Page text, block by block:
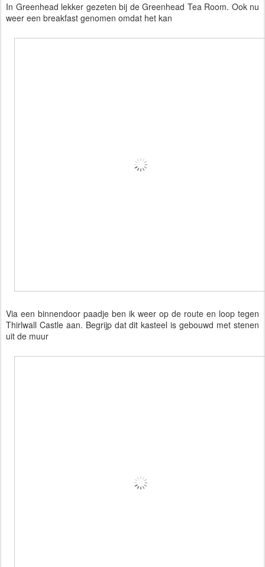
In Greenhead lekker gezeten bij de Greenhead Tea Room. Ook nu
weer een breakfast genomen omdat het kan
Via een binnendoor paadje ben ik weer op de route en loop tegen
Thirlwall Castle aan. Begrijp dat dit kasteel is gebouwd met stenen
uit de muur